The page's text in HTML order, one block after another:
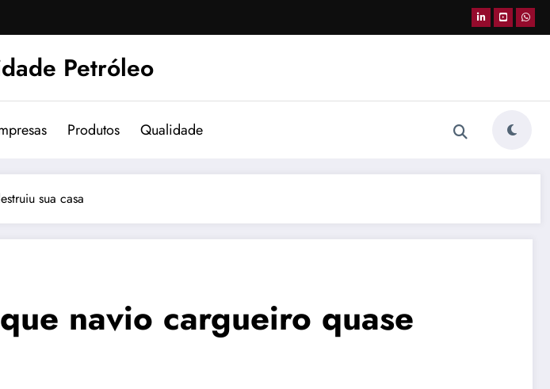
Petróleo
Produtos Qualidade
sua casa
navio cargueiro quase